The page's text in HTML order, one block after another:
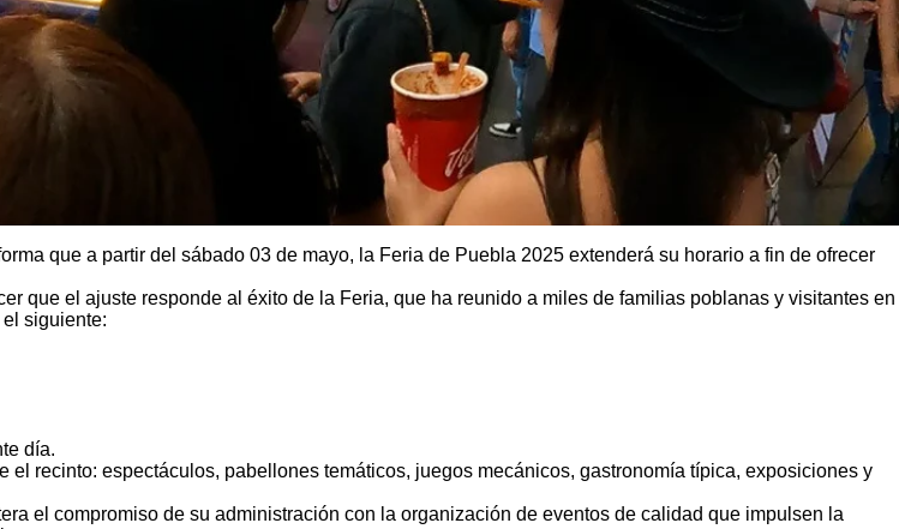
que a partir del sábado 03 de mayo, la Feria de Puebla 2025 extenderá su horario a fin de ofrecer
que el ajuste responde al éxito de la Feria, que ha reunido a miles de familias poblanas y visitantes en
siguiente:
día.
recinto: espectáculos, pabellones temáticos, juegos mecánicos, gastronomía típica, exposiciones y
el compromiso de su administración con la organización de eventos de calidad que impulsen la